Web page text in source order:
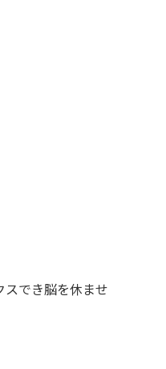
でき脳を休ませ